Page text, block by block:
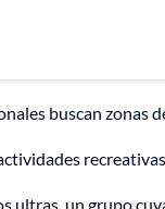
buscan zonas
ultras, un grupo